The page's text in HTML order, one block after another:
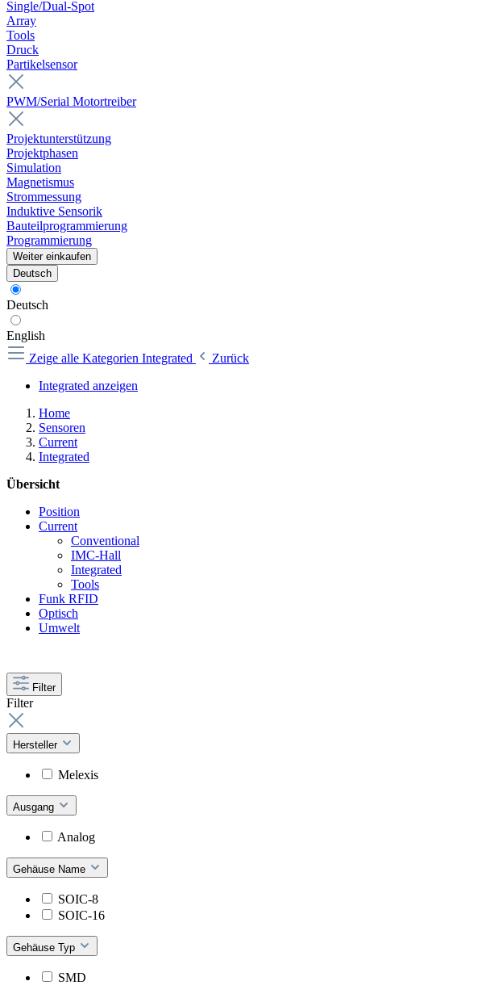
Single/Dual-Spot
Array
Tools
Druck
Partikelsensor
PWM/Serial Motortreiber
Projektunterstützung
Projektphasen
Simulation
Magnetismus
Strommessung
Induktive Sensorik
Bauteilprogrammierung
Programmierung
Weiter einkaufen
Deutsch
Deutsch
English
Zeige alle Kategorien Integrated
Zurück
Integrated anzeigen
Home
Sensoren
Current
Integrated
Übersicht
Position
Current
Conventional
IMC-Hall
Integrated
Tools
Funk RFID
Optisch
Umwelt
Filter
Filter
Hersteller
Melexis
Ausgang
Analog
Gehäuse Name
SOIC-8
SOIC-16
Gehäuse Typ
SMD